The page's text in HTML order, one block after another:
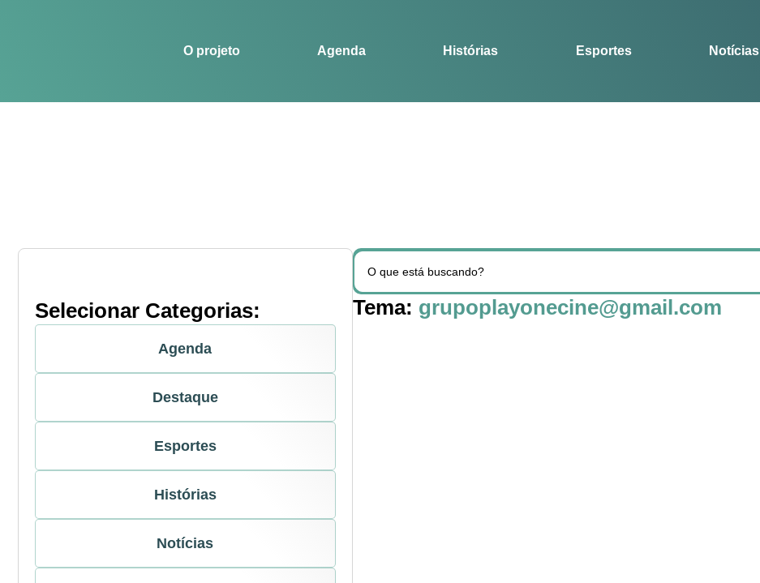
O projeto Agenda Histórias Esportes Notícias
Selecionar Categorias:
Agenda
Destaque
Esportes
Histórias
Notícias
Tema: grupoplayonecine@gmail.com